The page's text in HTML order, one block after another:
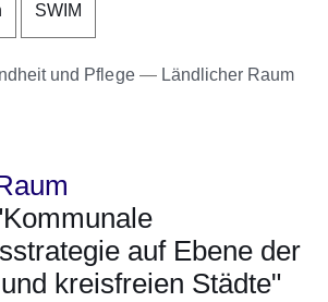
SWIM
und Pflege
Ländlicher Raum
auf Ebene der
kreisfreien Städte"